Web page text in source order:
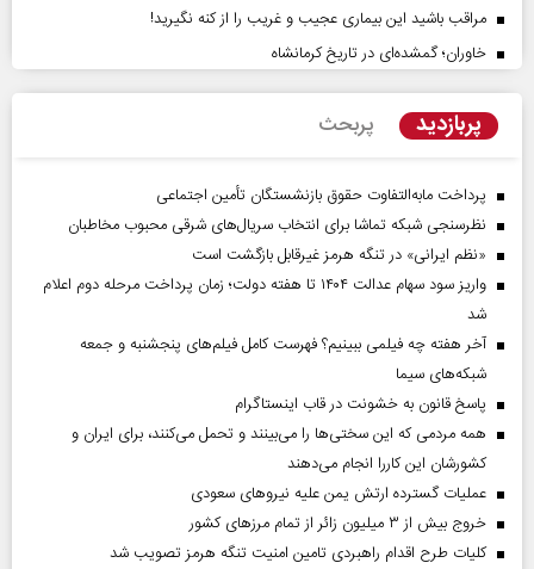
مراقب باشید این بیماری عجیب و غریب را از کنه نگیرید!
خاوران؛ گمشده‌ای در تاریخ کرمانشاه
پربازدید پربحث
پرداخت مابه‌التفاوت حقوق بازنشستگان تأمین اجتماعی
نظرسنجی شبکه تماشا برای انتخاب سریال‌های شرقی محبوب مخاطبان
«نظم ایرانی» در تنگه هرمز غیرقابل بازگشت است
واریز سود سهام عدالت ۱۴۰۴ تا هفته دولت؛ زمان پرداخت مرحله دوم اعلام
شد
آخر هفته چه فیلمی ببینیم؟ فهرست کامل فیلم‌های پنجشنبه و جمعه
شبکه‌های سیما
پاسخ قانون به خشونت در قاب اینستاگرام
همه مردمی که این سختی‌ها را می‌بینند و تحمل می‌کنند، برای ایران و
کشورشان این کاررا انجام می‌دهند
عملیات گسترده ارتش یمن علیه نیروهای سعودی
خروج بیش از ۳ میلیون زائر از تمام مرز‌های کشور
کلیات طرح اقدام راهبردی تامین امنیت تنگه هرمز تصویب شد